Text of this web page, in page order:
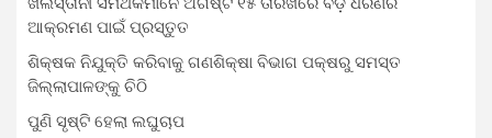
ଆକ୍ରମଣ ପାଇଁ ପ୍ରସ୍ତୁତ
ଶିକ୍ଷକ ନିଯୁକ୍ତି କରିବାକୁ ଗଣଶିକ୍ଷା ବିଭାଗ ପକ୍ଷରୁ ସମସ୍ତ
ଜିଲ୍ଲାପାଳଙ୍କୁ ଚିଠି
ପୁଣି ସୃଷ୍ଟି ହେଲା ଲଘୁଚାପ